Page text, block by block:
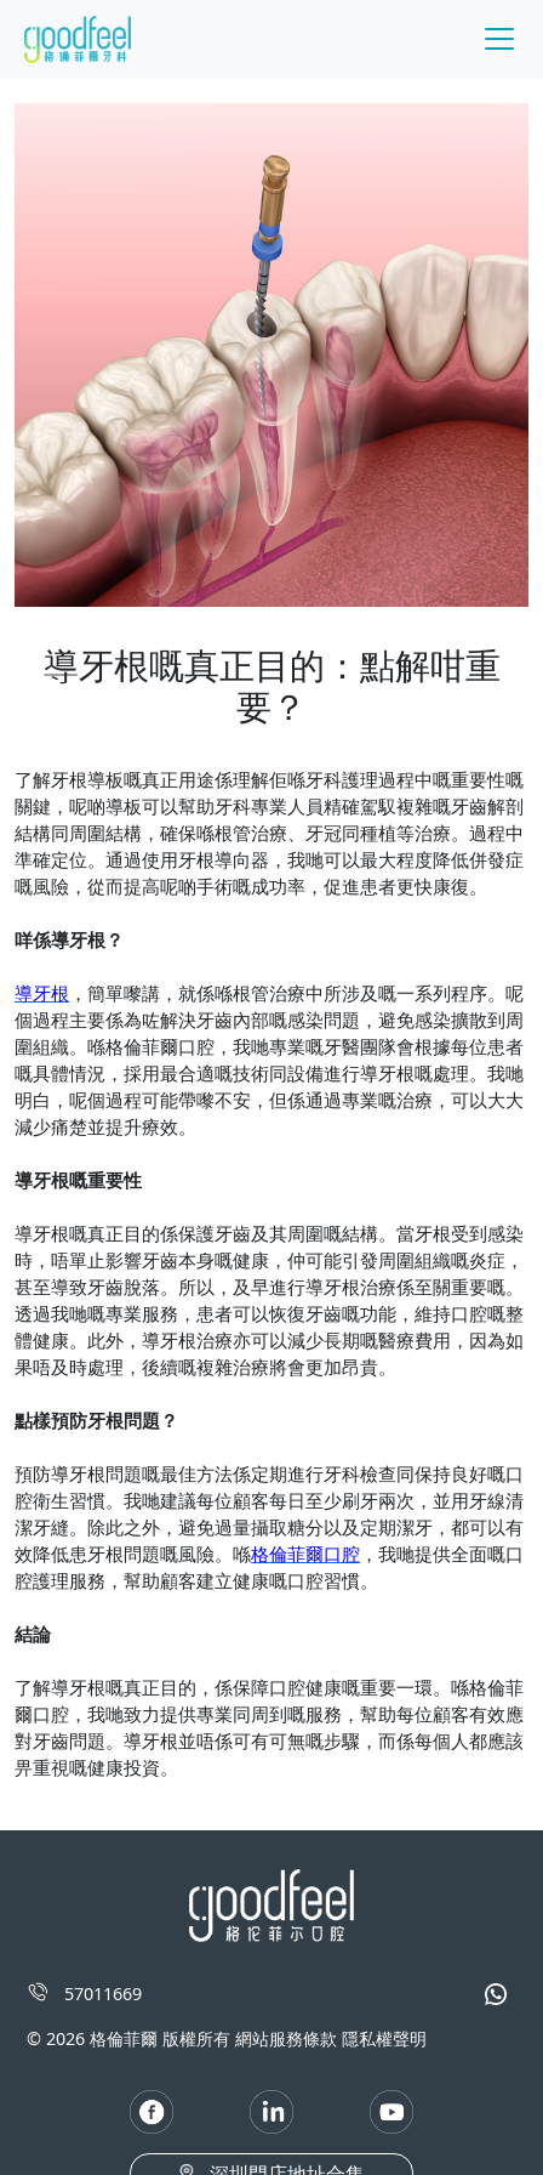
導牙根嘅真正目的：點解咁重
要？
了解牙根導板嘅真正用途係理解佢喺牙科護理過程中嘅重要性嘅
關鍵，呢啲導板可以幫助牙科專業人員精確駕馭複雜嘅牙齒解剖
結構同周圍結構，確保喺根管治療、牙冠同種植等治療。過程中
準確定位。通過使用牙根導向器，我哋可以最大程度降低併發症
嘅風險，從而提高呢啲手術嘅成功率，促進患者更快康復。
咩係導牙根？
導牙根 ，簡單嚟講，就係喺根管治療中所涉及嘅一系列程序。呢
個過程主要係為咗解決牙齒內部嘅感染問題，避免感染擴散到周
圍組織。喺格倫菲爾口腔，我哋專業嘅牙醫團隊會根據每位患者
嘅具體情況，採用最合適嘅技術同設備進行導牙根嘅處理。我哋
明白，呢個過程可能帶嚟不安，但係通過專業嘅治療，可以大大
減少痛楚並提升療效。
導牙根嘅重要性
導牙根嘅真正目的係保護牙齒及其周圍嘅結構。當牙根受到感染
時，唔單止影響牙齒本身嘅健康，仲可能引發周圍組織嘅炎症，
甚至導致牙齒脫落。所以，及早進行導牙根治療係至關重要嘅。
透過我哋嘅專業服務，患者可以恢復牙齒嘅功能，維持口腔嘅整
體健康。此外，導牙根治療亦可以減少長期嘅醫療費用，因為如
果唔及時處理，後續嘅複雜治療將會更加昂貴。
點樣預防牙根問題？
預防導牙根問題嘅最佳方法係定期進行牙科檢查同保持良好嘅口
腔衛生習慣。我哋建議每位顧客每日至少刷牙兩次，並用牙線清
潔牙縫。除此之外，避免過量攝取糖分以及定期潔牙，都可以有
效降低患牙根問題嘅風險。喺格倫菲爾口腔 ，我哋提供全面嘅口
腔護理服務，幫助顧客建立健康嘅口腔習慣。
結論
了解導牙根嘅真正目的，係保障口腔健康嘅重要一環。喺格倫菲
爾口腔，我哋致力提供專業同周到嘅服務，幫助每位顧客有效應
對牙齒問題。導牙根並唔係可有可無嘅步驟，而係每個人都應該
畀重視嘅健康投資。
57011669
© 2026 格倫菲爾 版權所有 網站服務條款 隱私權聲明